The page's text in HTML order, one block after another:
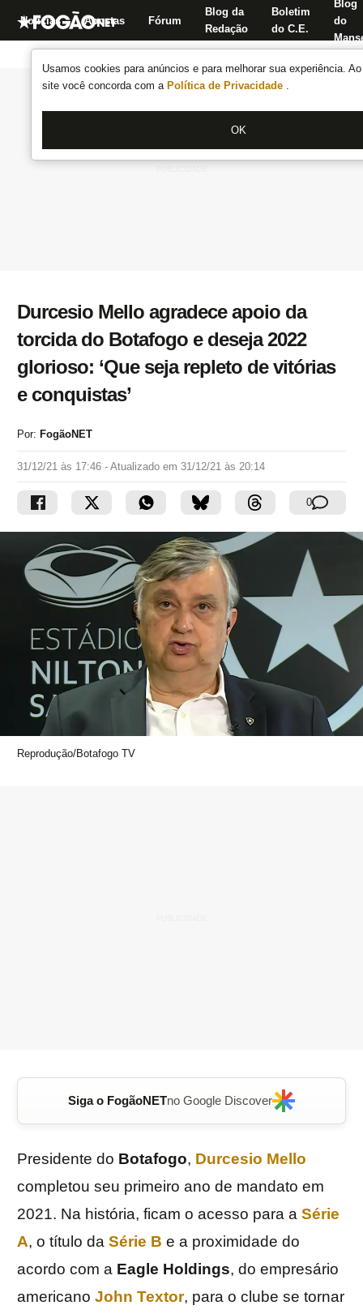
Usamos cookies para anúncios e para melhorar sua experiência.
site você concorda com a Política de Privacidade .
OK
Notícias Apostas Fórum
Blog da
Redação
Boletim
do C.E.
Blog
do
Durcesio Mello agradece apoio da
torcida do Botafogo e deseja 2022
glorioso: ‘Que seja repleto de vitórias
e conquistas’
Por: FogãoNET
31/12/21 às 17:46 - Atualizado em 31/12/21 às 20:14
0
Reprodução/Botafogo TV
Siga o FogãoNETno Google Discover
Presidente do Botafogo, Durcesio Mello
completou seu primeiro ano de mandato em
2021. Na história, ficam o acesso para a Série
A, o título da Série B e a proximidade do
acordo com a Eagle Holdings, do empresário
americano John Textor, para o clube se tornar